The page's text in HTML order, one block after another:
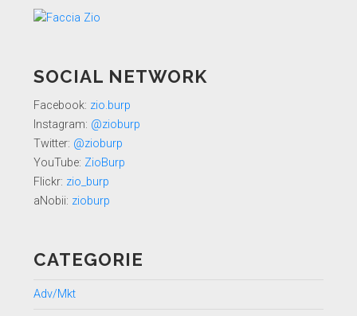
SOCIAL NETWORK
Facebook: zio.burp
Instagram: @zioburp
Twitter: @zioburp
YouTube: ZioBurp
Flickr: zio_burp
aNobii: zioburp
CATEGORIE
Adv/Mkt